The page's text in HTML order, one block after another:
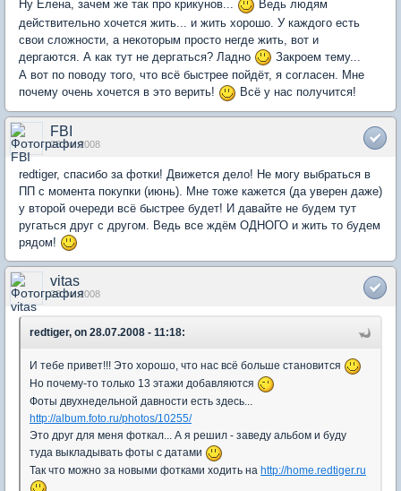
Ну Елена, зачем же так про крикунов...
Ведь людям
действительно хочется жить... и жить хорошо. У каждого есть
свои сложности, а некоторым просто негде жить, вот и
дергаются. А как тут не дергаться? Ладно
Закроем тему...
А вот по поводу того, что всё быстрее пойдёт, я согласен. Мне
почему очень хочется в это верить!
Всё у нас получится!
FBI
28 Jul 2008
redtiger, спасибо за фотки! Движется дело! Не могу выбраться в
ПП с момента покупки (июнь). Мне тоже кажется (да уверен даже)
у второй очереди всё быстрее будет! И давайте не будем тут
ругаться друг с другом. Ведь все ждём ОДНОГО и жить то будем
рядом!
vitas
28 Jul 2008
redtiger, on 28.07.2008 - 11:18:
И тебе привет!!! Это хорошо, что нас всё больше становится
Но почему-то только 13 этажи добавляются
Фоты двухнедельной давности есть здесь...
http://album.foto.ru/photos/10255/
Это друг для меня фоткал... А я решил - заведу альбом и буду
туда выкладывать фоты с датами
Так что можно за новыми фотками ходить на http://home.redtiger.ru